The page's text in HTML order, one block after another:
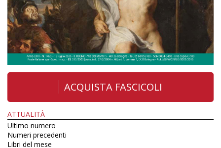
ACQUISTA FASCICOLI
ATTUALITÀ
Ultimo numero
Numeri precedenti
Libri del mese